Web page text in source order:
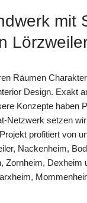
mit
Räumen
Design. Exakt
Konzepte haben
Netzwerk setzen
profitiert von
Nackenheim,
Zornheim, Dexheim